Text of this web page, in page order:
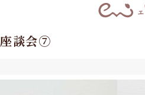
座談会⑦